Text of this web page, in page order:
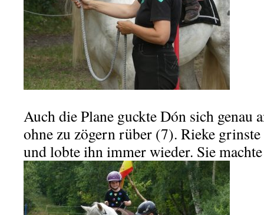
Auch die Plane guckte Dón sich genau
ohne zu zögern rüber (7). Rieke
und lobte ihn immer wieder. Sie